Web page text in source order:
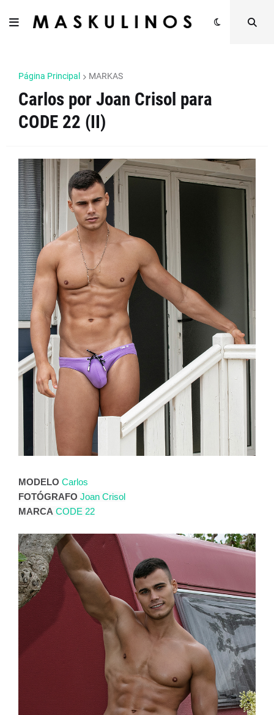
Página Principal MARKAS
Carlos por Joan Crisol para
CODE 22 (II)
MODELO Carlos
FOTÓGRAFO Joan Crisol
MARCA CODE 22